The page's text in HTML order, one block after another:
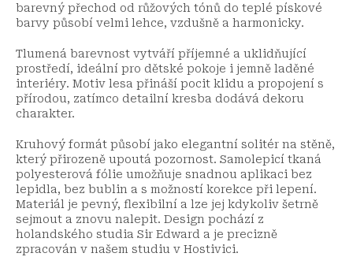
barevný přechod od růžových tónů do teplé pískové
barvy působí velmi lehce, vzdušně a harmonicky.
Tlumená barevnost vytváří příjemné a uklidňující
prostředí, ideální pro dětské pokoje i jemně laděné
interiéry. Motiv lesa přináší pocit klidu a propojení s
přírodou, zatímco detailní kresba dodává dekoru
charakter.
Kruhový formát působí jako elegantní solitér na stěně,
který přirozeně upoutá pozornost. Samolepicí tkaná
polyesterová fólie umožňuje snadnou aplikaci bez
lepidla, bez bublin a s možností korekce při lepení.
Materiál je pevný, flexibilní a lze jej kdykoliv šetrně
sejmout a znovu nalepit. Design pochází z
holandského studia Sir Edward a je precizně
zpracován v našem studiu v Hostivici.